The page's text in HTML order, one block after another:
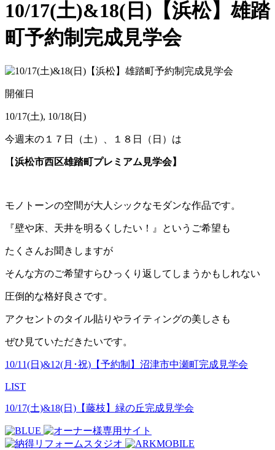
10/17(土)&18(日)【浜松】雄踏
町予約制完成見学会
開催日
10/17(土), 10/18(日)
今週末の１７日（土）、１８日（日）は
【浜松市西区雄踏町プレミアム見学会】
モノトーンの空間が大人シックなモダンな作品です。
『壁や床、天井を明るくしたい！』というご希望も
たくさんお聞きしますが
そんな方のご希望すらひっくり返してしまうかもしれない
圧倒的な格好良さです。
アクセントのタイル貼りやライティングの美しさも
ぜひ見ていただきたいです。
10/11(日)&12(月･祝)【予約制】沼津市中瀬町完成見学会
LIST
10/17(土)&18(日)【藤枝】緑の丘完成見学会